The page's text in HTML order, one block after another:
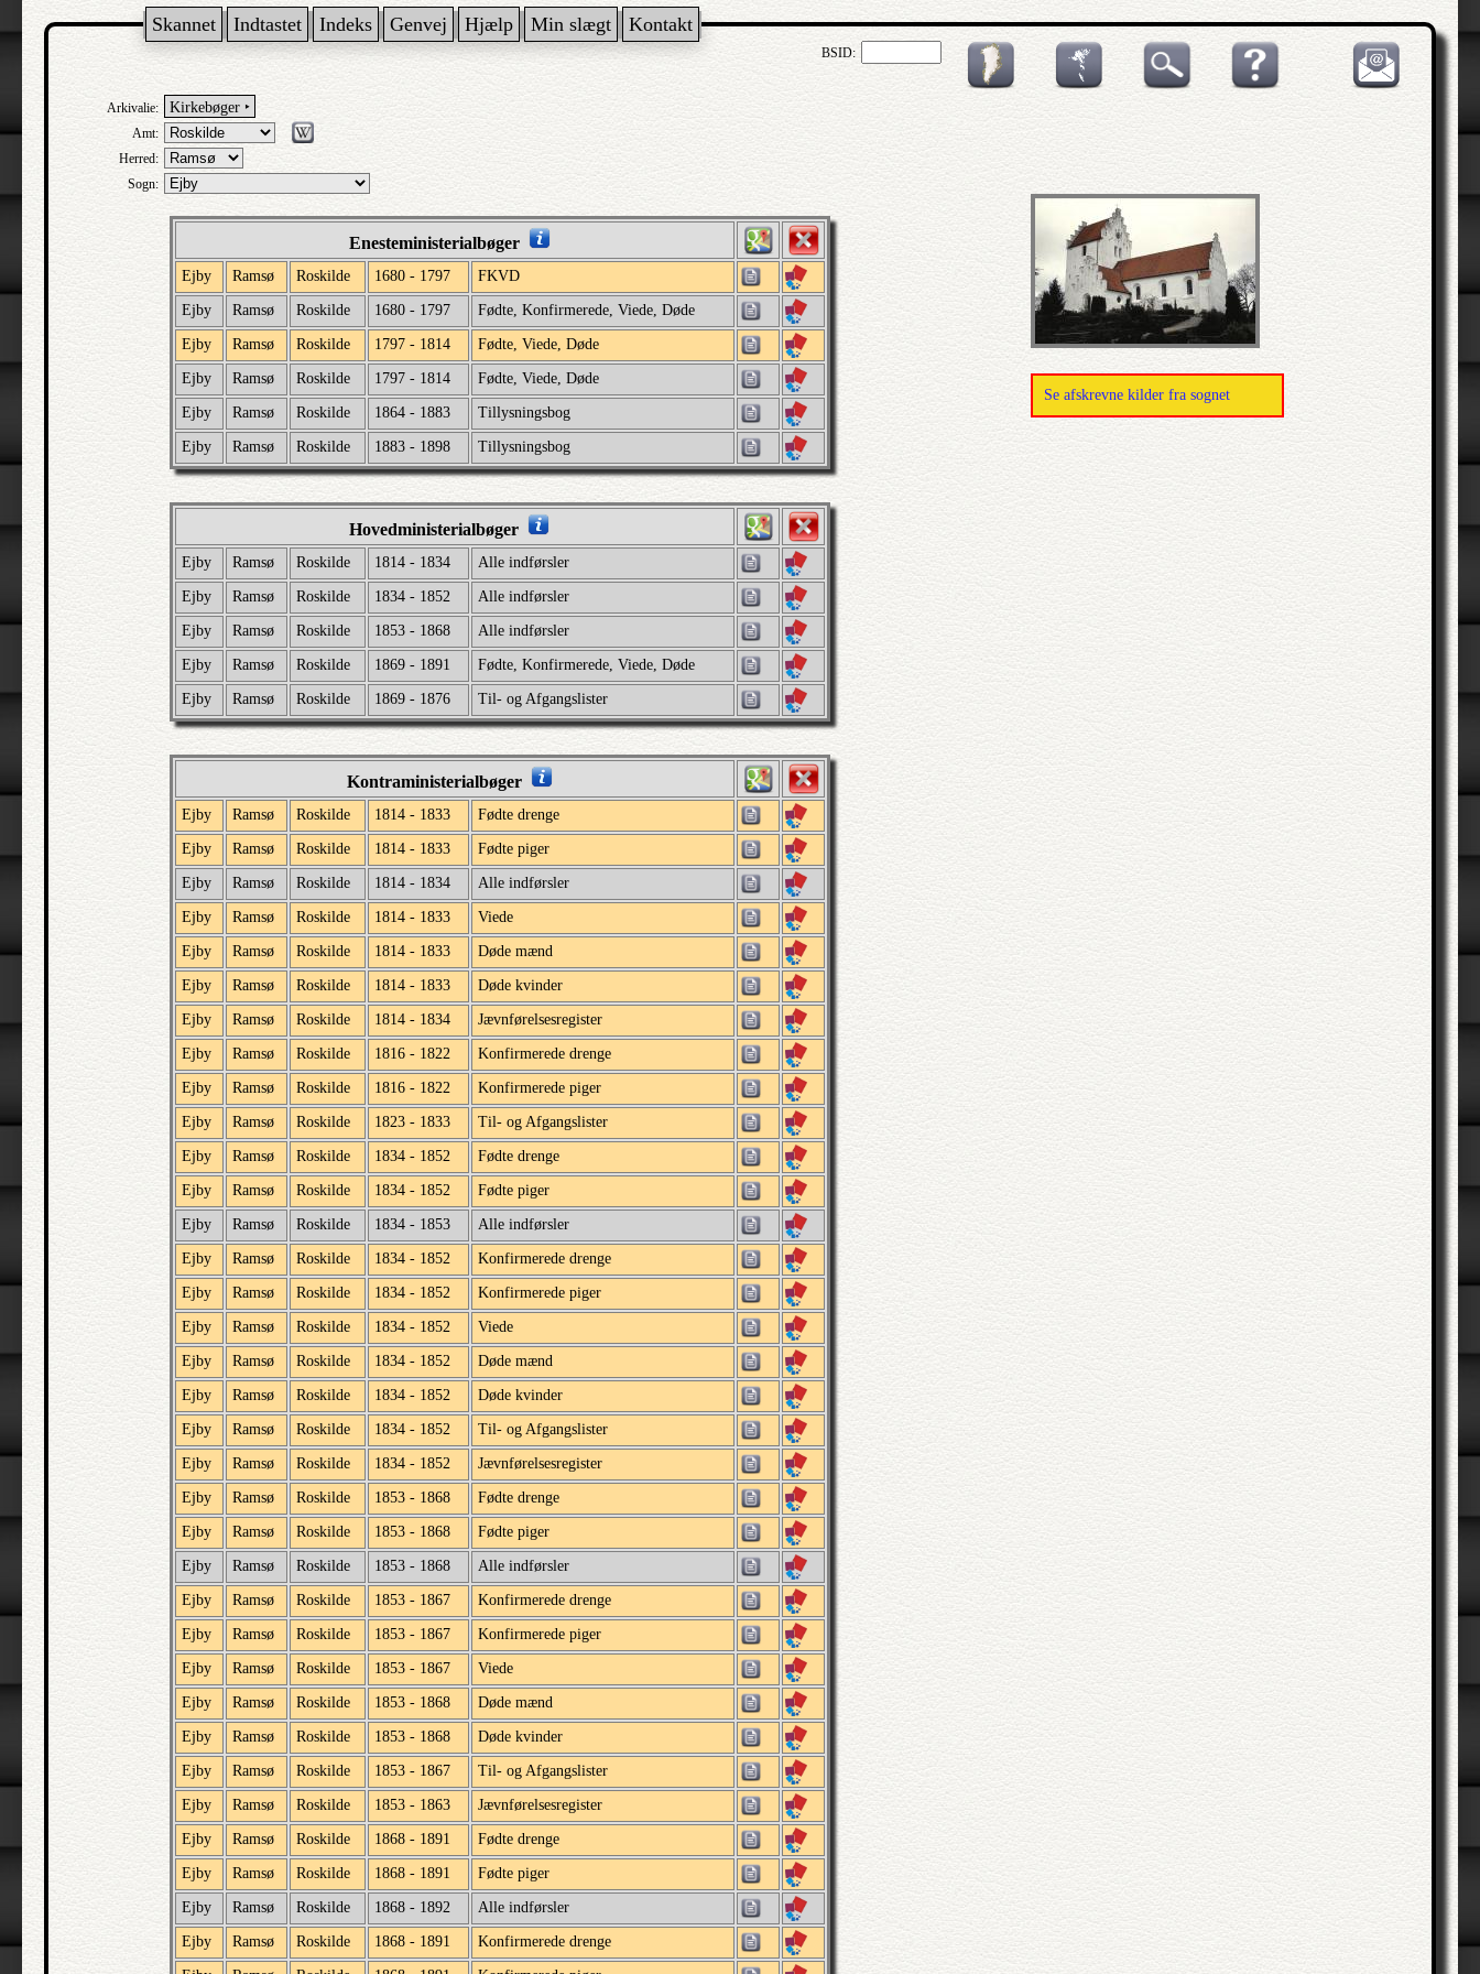
Skannet Indtastet Indeks Genvej Hjælp Min slægt Kontakt
BSID:
Arkivalie: Kirkebøger ‣
Amt:
Herred:
Sogn:
Se afskrevne kilder fra sognet
Enesteministerialbøger
Ejby Ramsø Roskilde 1680 - 1797 FKVD
Ejby Ramsø Roskilde 1680 - 1797 Fødte, Konfirmerede, Viede, Døde
Ejby Ramsø Roskilde 1797 - 1814 Fødte, Viede, Døde
Ejby Ramsø Roskilde 1797 - 1814 Fødte, Viede, Døde
Ejby Ramsø Roskilde 1864 - 1883 Tillysningsbog
Ejby Ramsø Roskilde 1883 - 1898 Tillysningsbog
Hovedministerialbøger
Ejby Ramsø Roskilde 1814 - 1834 Alle indførsler
Ejby Ramsø Roskilde 1834 - 1852 Alle indførsler
Ejby Ramsø Roskilde 1853 - 1868 Alle indførsler
Ejby Ramsø Roskilde 1869 - 1891 Fødte, Konfirmerede, Viede, Døde
Ejby Ramsø Roskilde 1869 - 1876 Til- og Afgangslister
Kontraministerialbøger
Ejby Ramsø Roskilde 1814 - 1833 Fødte drenge
Ejby Ramsø Roskilde 1814 - 1833 Fødte piger
Ejby Ramsø Roskilde 1814 - 1834 Alle indførsler
Ejby Ramsø Roskilde 1814 - 1833 Viede
Ejby Ramsø Roskilde 1814 - 1833 Døde mænd
Ejby Ramsø Roskilde 1814 - 1833 Døde kvinder
Ejby Ramsø Roskilde 1814 - 1834 Jævnførelsesregister
Ejby Ramsø Roskilde 1816 - 1822 Konfirmerede drenge
Ejby Ramsø Roskilde 1816 - 1822 Konfirmerede piger
Ejby Ramsø Roskilde 1823 - 1833 Til- og Afgangslister
Ejby Ramsø Roskilde 1834 - 1852 Fødte drenge
Ejby Ramsø Roskilde 1834 - 1852 Fødte piger
Ejby Ramsø Roskilde 1834 - 1853 Alle indførsler
Ejby Ramsø Roskilde 1834 - 1852 Konfirmerede drenge
Ejby Ramsø Roskilde 1834 - 1852 Konfirmerede piger
Ejby Ramsø Roskilde 1834 - 1852 Viede
Ejby Ramsø Roskilde 1834 - 1852 Døde mænd
Ejby Ramsø Roskilde 1834 - 1852 Døde kvinder
Ejby Ramsø Roskilde 1834 - 1852 Til- og Afgangslister
Ejby Ramsø Roskilde 1834 - 1852 Jævnførelsesregister
Ejby Ramsø Roskilde 1853 - 1868 Fødte drenge
Ejby Ramsø Roskilde 1853 - 1868 Fødte piger
Ejby Ramsø Roskilde 1853 - 1868 Alle indførsler
Ejby Ramsø Roskilde 1853 - 1867 Konfirmerede drenge
Ejby Ramsø Roskilde 1853 - 1867 Konfirmerede piger
Ejby Ramsø Roskilde 1853 - 1867 Viede
Ejby Ramsø Roskilde 1853 - 1868 Døde mænd
Ejby Ramsø Roskilde 1853 - 1868 Døde kvinder
Ejby Ramsø Roskilde 1853 - 1867 Til- og Afgangslister
Ejby Ramsø Roskilde 1853 - 1863 Jævnførelsesregister
Ejby Ramsø Roskilde 1868 - 1891 Fødte drenge
Ejby Ramsø Roskilde 1868 - 1891 Fødte piger
Ejby Ramsø Roskilde 1868 - 1892 Alle indførsler
Ejby Ramsø Roskilde 1868 - 1891 Konfirmerede drenge